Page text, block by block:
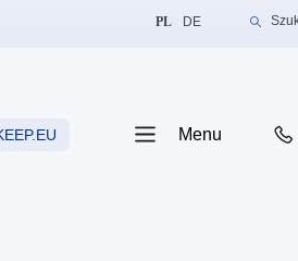
Zmień język na Polski
PL Zmień język na
DE
Menu